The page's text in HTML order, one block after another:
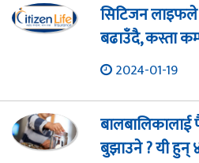
सिटिजन
बढाउँदै, कस्ता
2024-01-19
बुझाउने ? यी हुन्